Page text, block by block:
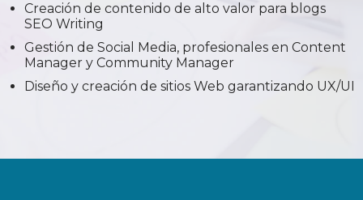
Creación de contenido de alto valor para blogs
SEO Writing
Gestión de Social Media, profesionales en Content
Manager y Community Manager
Diseño y creación de sitios Web garantizando UX/UI